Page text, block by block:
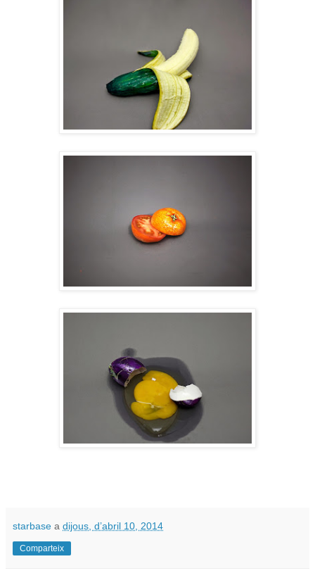
starbase a dijous, d’abril 10, 2014
Comparteix